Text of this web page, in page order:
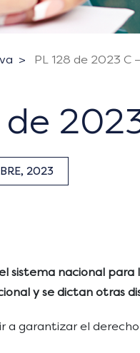
PL 128 de 2023 C
de
2023
sistema nacional
y se dictan otras
a garantizar el